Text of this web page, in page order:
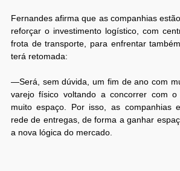
Fernandes afirma que as companhias
reforçar o investimento logístico, com
frota de transporte, para enfrentar
terá retomada:
—Será, sem dúvida, um fim de ano com
varejo físico voltando a concorrer com
muito espaço. Por isso, as companhias
rede de entregas, de forma a ganhar
a nova lógica do mercado.